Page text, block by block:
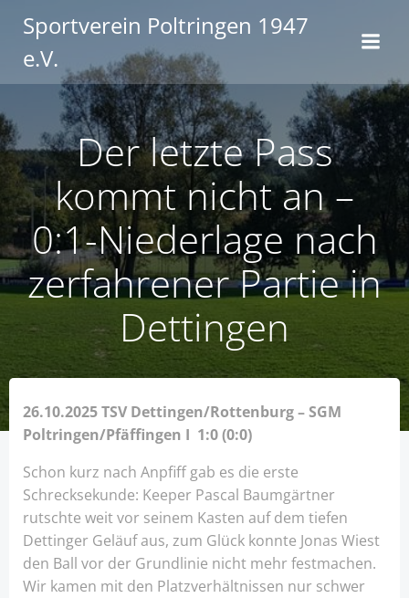
Inhalt
springen
Sportverein Poltringen 1947
e.V.
Der letzte Pass
kommt nicht an –
0:1-Niederlage nach
zerfahrener Partie in
Dettingen
26.10.2025 TSV Dettingen/Rottenburg – SGM
Poltringen/Pfäffingen I 1:0 (0:0)
Schon kurz nach Anpfiff gab es die erste
Schrecksekunde: Keeper Pascal Baumgärtner
rutschte weit vor seinem Kasten auf dem tiefen
Dettinger Geläuf aus, zum Glück konnte Jonas Wiest
den Ball vor der Grundlinie nicht mehr festmachen.
Wir kamen mit den Platzverhältnissen nur schwer